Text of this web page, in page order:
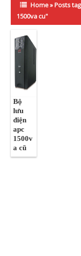
Home»Posts
1500va cu"
Bộ
lưu
điện
apc
1500v
a cũ